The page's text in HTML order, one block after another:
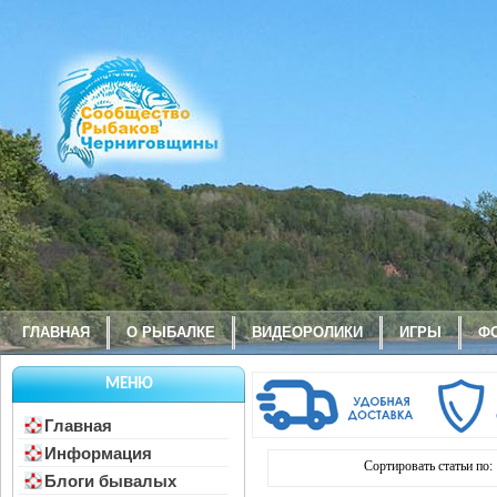
ГЛАВНАЯ О РЫБАЛКЕ ВИДЕОРОЛИКИ ИГРЫ
МЕНЮ
Главная
Информация
Блоги бывалых
Сортировать статьи по: